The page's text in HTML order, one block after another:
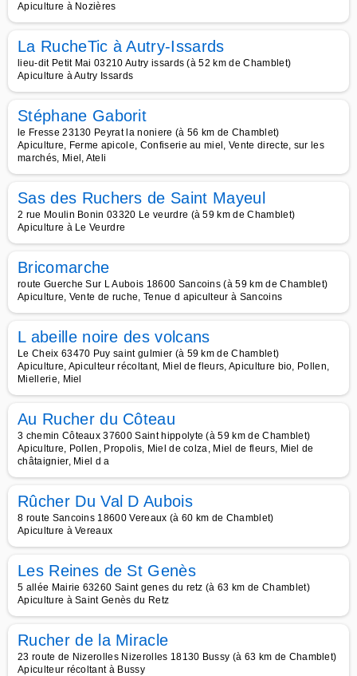
Apiculture à Nozières
La RucheTic à Autry-Issards
lieu-dit Petit Mai 03210 Autry issards (à 52 km de Chamblet)
Apiculture à Autry Issards
Stéphane Gaborit
le Fresse 23130 Peyrat la noniere (à 56 km de Chamblet)
Apiculture, Ferme apicole, Confiserie au miel, Vente directe, sur les
marchés, Miel, Ateli
Sas des Ruchers de Saint Mayeul
2 rue Moulin Bonin 03320 Le veurdre (à 59 km de Chamblet)
Apiculture à Le Veurdre
Bricomarche
route Guerche Sur L Aubois 18600 Sancoins (à 59 km de Chamblet)
Apiculture, Vente de ruche, Tenue d apiculteur à Sancoins
L abeille noire des volcans
Le Cheix 63470 Puy saint gulmier (à 59 km de Chamblet)
Apiculture, Apiculteur récoltant, Miel de fleurs, Apiculture bio, Pollen,
Miellerie, Miel
Au Rucher du Côteau
3 chemin Côteaux 37600 Saint hippolyte (à 59 km de Chamblet)
Apiculture, Pollen, Propolis, Miel de colza, Miel de fleurs, Miel de
châtaignier, Miel d a
Rûcher Du Val D Aubois
8 route Sancoins 18600 Vereaux (à 60 km de Chamblet)
Apiculture à Vereaux
Les Reines de St Genès
5 allée Mairie 63260 Saint genes du retz (à 63 km de Chamblet)
Apiculture à Saint Genès du Retz
Rucher de la Miracle
23 route de Nizerolles Nizerolles 18130 Bussy (à 63 km de Chamblet)
Apiculteur récoltant à Bussy